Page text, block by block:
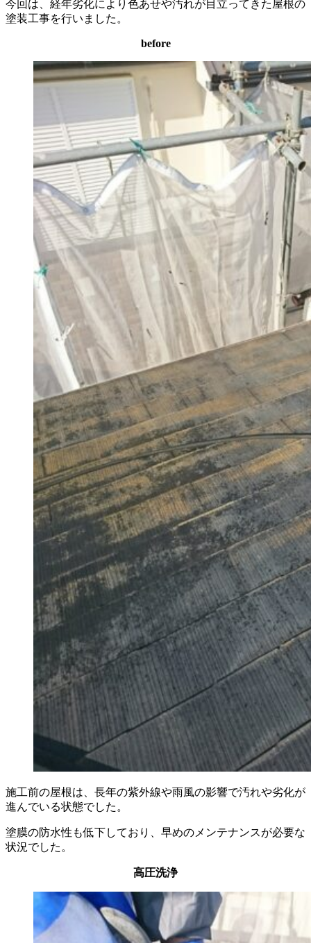
今回は、経年劣化により色あせや汚れが目立ってきた屋根の
塗装工事を行いました。
before
施工前の屋根は、長年の紫外線や雨風の影響で汚れや劣化が
進んでいる状態でした。
塗膜の防水性も低下しており、早めのメンテナンスが必要な
状況でした。
高圧洗浄